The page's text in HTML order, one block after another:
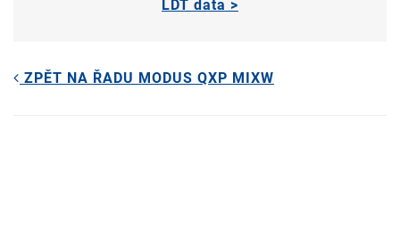
LDT data >
ZPĚT NA ŘADU MODUS QXP MIXW